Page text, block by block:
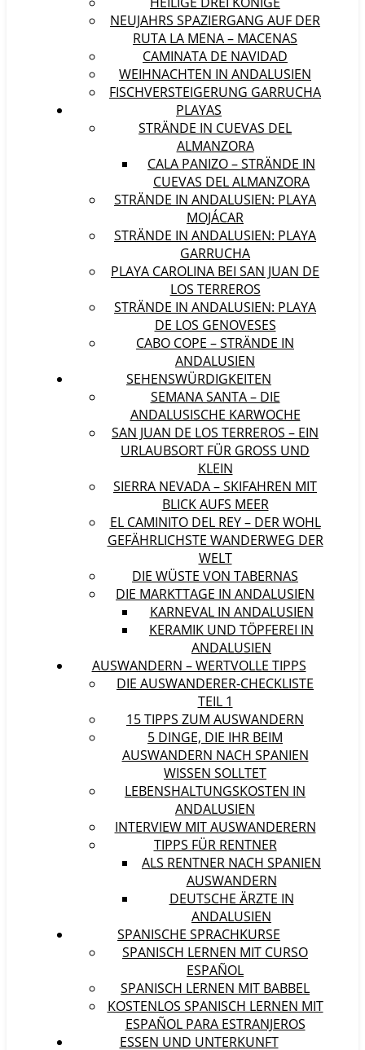
NEUJAHRS SPAZIERGANG AUF DER
RUTA LA MENA – MACENAS
CAMINATA DE NAVIDAD
WEIHNACHTEN IN ANDALUSIEN
FISCHVERSTEIGERUNG GARRUCHA
PLAYAS
STRÄNDE IN CUEVAS DEL
ALMANZORA
CALA PANIZO – STRÄNDE IN
CUEVAS DEL ALMANZORA
STRÄNDE IN ANDALUSIEN: PLAYA
MOJÁCAR
STRÄNDE IN ANDALUSIEN: PLAYA
GARRUCHA
PLAYA CAROLINA BEI SAN JUAN DE
LOS TERREROS
STRÄNDE IN ANDALUSIEN: PLAYA
DE LOS GENOVESES
CABO COPE – STRÄNDE IN
ANDALUSIEN
SEHENSWÜRDIGKEITEN
SEMANA SANTA – DIE
ANDALUSISCHE KARWOCHE
SAN JUAN DE LOS TERREROS – EIN
URLAUBSORT FÜR GROSS UND K
LEIN
SIERRA NEVADA – SKIFAHREN MIT
BLICK AUFS MEER
EL CAMINITO DEL REY – DER WOHL
GEFÄHRLICHSTE WANDERWEG DER
WELT
DIE WÜSTE VON TABERNAS
DIE MARKTTAGE IN ANDALUSIEN
KARNEVAL IN ANDALUSIEN
KERAMIK UND TÖPFEREI IN
ANDALUSIEN
AUSWANDERN – WERTVOLLE TIPPS
DIE AUSWANDERER-CHECKLISTE
TEIL 1
15 TIPPS ZUM AUSWANDERN
5 DINGE, DIE IHR BEIM
AUSWANDERN NACH SPANIEN
WISSEN SOLLTET
LEBENSHALTUNGSKOSTEN IN
ANDALUSIEN
INTERVIEW MIT AUSWANDERERN
TIPPS FÜR RENTNER
ALS RENTNER NACH SPANIEN
AUSWANDERN
DEUTSCHE ÄRZTE IN
ANDALUSIEN
SPANISCHE SPRACHKURSE
SPANISCH LERNEN MIT CURSO
ESPAÑOL
SPANISCH LERNEN MIT BABBEL
KOSTENLOS SPANISCH LERNEN MIT
ESPAÑOL PARA ESTRANJEROS
ESSEN UND UNTERKUNFT